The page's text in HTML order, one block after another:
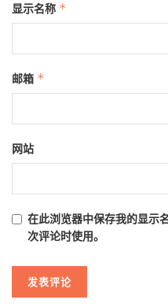
显示名称 *
邮箱 *
网站
在此浏览器中保存我的显示
次评论时使用。